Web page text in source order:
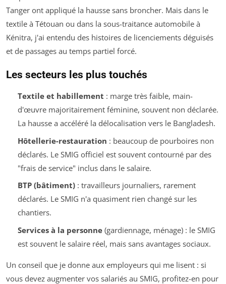
Tanger ont appliqué la hausse sans broncher. Mais dans le
textile à Tétouan ou dans la sous-traitance automobile à
Kénitra, j'ai entendu des histoires de licenciements déguisés
et de passages au temps partiel forcé.
Les secteurs les plus touchés
Textile et habillement : marge très faible, main-
d'œuvre majoritairement féminine, souvent non déclarée.
La hausse a accéléré la délocalisation vers le Bangladesh.
Hôtellerie-restauration : beaucoup de pourboires non
déclarés. Le SMIG officiel est souvent contourné par des
"frais de service" inclus dans le salaire.
BTP (bâtiment): travailleurs journaliers, rarement
déclarés. Le SMIG n'a quasiment rien changé sur les
chantiers.
Services à la personne(gardiennage, ménage) : le SMIG
est souvent le salaire réel, mais sans avantages sociaux.
Un conseil que je donne aux employeurs qui me lisent : si
vous devez augmenter vos salariés au SMIG, profitez-en pour